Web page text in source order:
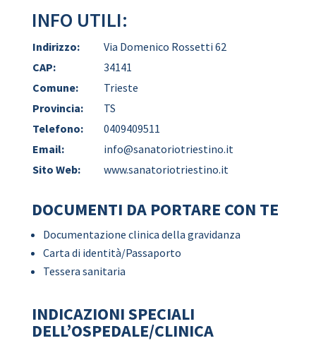
INFO UTILI:
Indirizzo:
Via Domenico Rossetti 62
CAP:
34141
Comune:
Trieste
Provincia:
TS
Telefono:
0409409511
Email:
info@sanatoriotriestino.it
Sito Web:
www.sanatoriotriestino.it
DOCUMENTI DA PORTARE CON TE
Documentazione clinica della gravidanza
Carta di identità/Passaporto
Tessera sanitaria
INDICAZIONI SPECIALI
DELL’OSPEDALE/CLINICA